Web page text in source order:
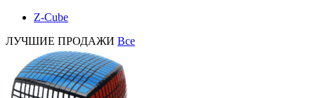
Z-Cube
ЛУЧШИЕ ПРОДАЖИ Все